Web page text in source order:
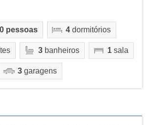
pessoas 4dormitórios
3banheiros 1sala
3garagens